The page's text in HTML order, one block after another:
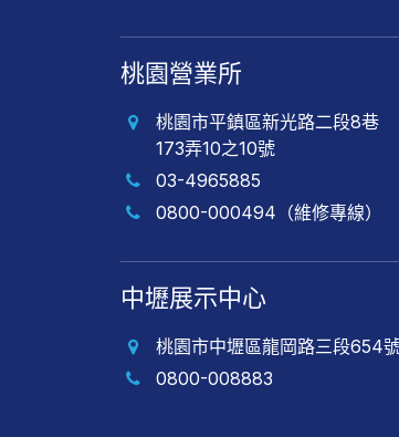
桃園營業所
桃園市平鎮區新光路二段8巷
173弄10之10號
03-4965885
0800-000494（維修專線）
中壢展示中心
桃園市中壢區龍岡路三段654
0800-008883